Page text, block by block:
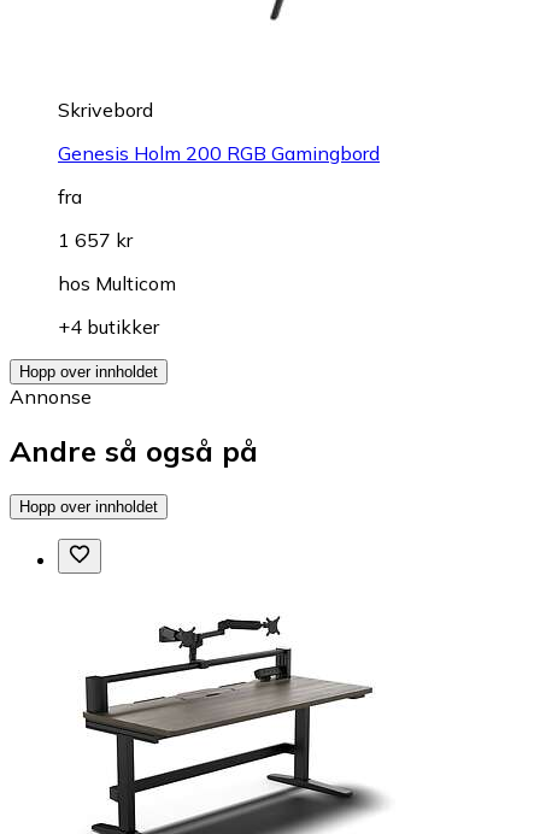
Skrivebord
Genesis Holm 200 RGB Gamingbord
fra
1 657 kr
hos Multicom
+4 butikker
Hopp over innholdet
Annonse
Andre så også på
Hopp over innholdet